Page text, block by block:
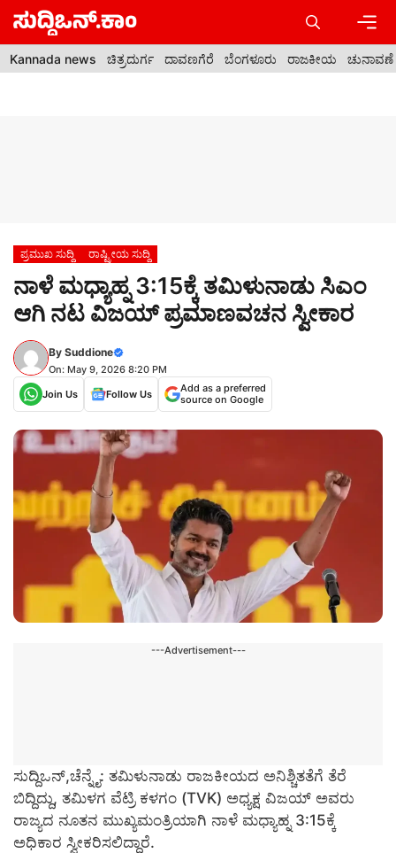
Skip
content
Kannada news ಚಿತ್ರದುರ್ಗ ದಾವಣಗೆರೆ ಬೆಂಗಳೂರು ರಾಜಕೀಯ ಚುನಾವಣೆ
ಪ್ರಮುಖ ಸುದ್ದಿ ರಾಷ್ಟ್ರೀಯ ಸುದ್ದಿ
ನಾಳೆ ಮಧ್ಯಾಹ್ನ 3:15ಕ್ಕೆ ತಮಿಳುನಾಡು ಸಿಎಂ
ಆಗಿ ನಟ ವಿಜಯ್ ಪ್ರಮಾಣವಚನ ಸ್ವೀಕಾರ
By Suddione
On: May 9, 2026 8:20 PM
Join Us
Follow Us
Add as a preferred
source on Google
---Advertisement---
ಸುದ್ದಿಒನ್,ಚೆನ್ನೈ: ತಮಿಳುನಾಡು ರಾಜಕೀಯದ ಅನಿಶ್ಚಿತತೆಗೆ ತೆರೆ
ಬಿದ್ದಿದ್ದು, ತಮಿಳಗ ವೆಟ್ರಿ ಕಳಗಂ (TVK) ಅಧ್ಯಕ್ಷ ವಿಜಯ್ ಅವರು
ರಾಜ್ಯದ ನೂತನ ಮುಖ್ಯಮಂತ್ರಿಯಾಗಿ ನಾಳೆ ಮಧ್ಯಾಹ್ನ 3:15ಕ್ಕೆ
ಅಧಿಕಾರ ಸ್ವೀಕರಿಸಲಿದ್ದಾರೆ.